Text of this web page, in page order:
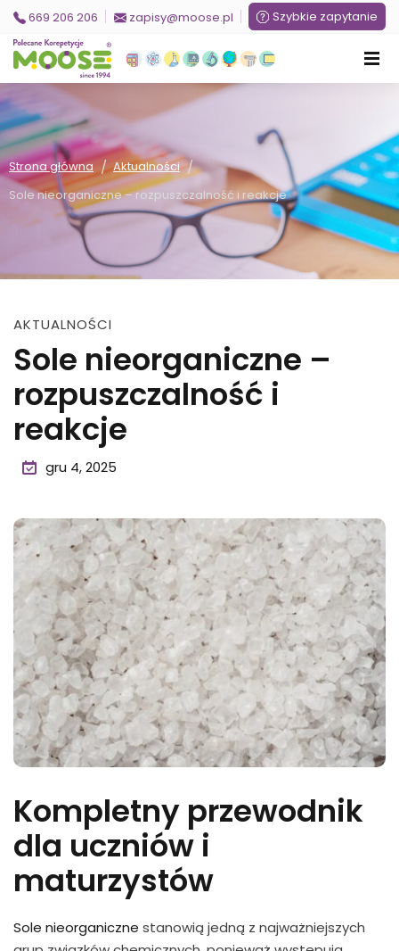
669 206 206 zapisy@moose.pl Szybkie zapytanie
Strona główna / Aktualności /
Sole nieorganiczne – rozpuszczalność i reakcje
AKTUALNOŚCI
Sole nieorganiczne –
rozpuszczalność i
reakcje
gru 4, 2025
Kompletny przewodnik
dla uczniów i
maturzystów
Sole nieorganiczne stanowią jedną z najważniejszych